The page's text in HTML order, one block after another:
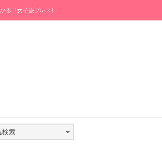
る［女子旅プレス］
検索